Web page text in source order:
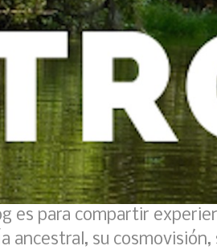
es para compartir
ancestral, su